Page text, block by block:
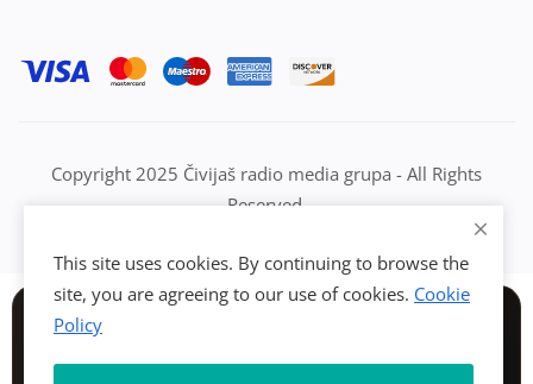
Copyright 2025 Čivijaš radio media grupa - All Rights
Reserved.
This site uses cookies. By continuing to browse the
site, you are agreeing to our use of cookies. Cookie
Policy